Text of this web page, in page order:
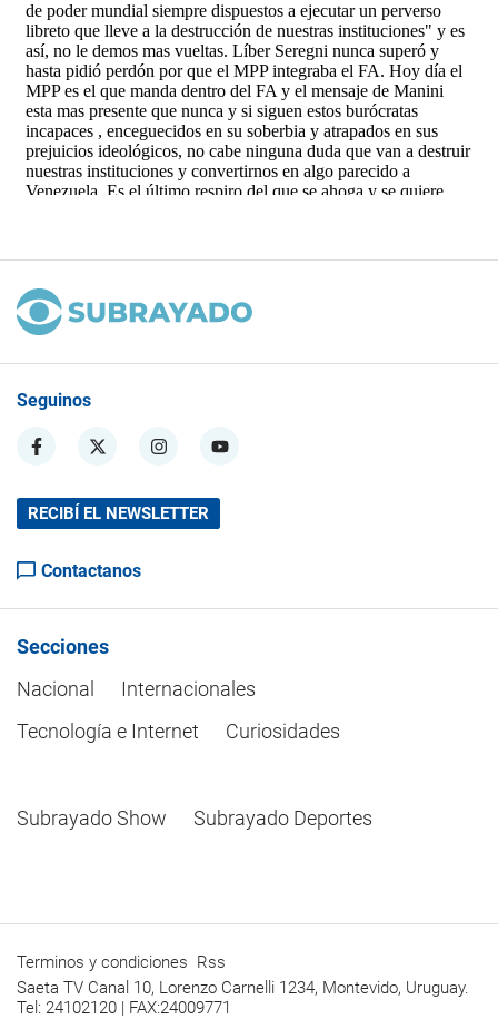
Seguinos
RECIBÍ EL NEWSLETTER
Contactanos
Secciones
Nacional
Internacionales
Tecnología e Internet
Curiosidades
Subrayado Show Subrayado Deportes
Terminos y condiciones Rss
Saeta TV Canal 10, Lorenzo Carnelli 1234, Montevido, Uruguay.
Tel: 24102120 | FAX:24009771